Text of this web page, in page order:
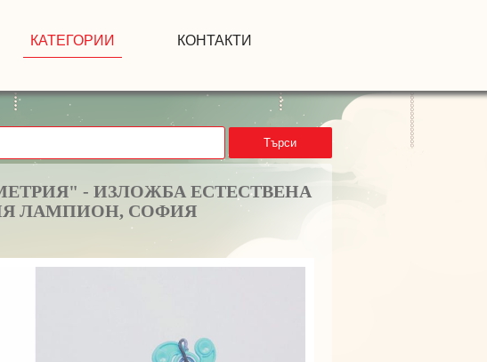
КАТЕГОРИИ КОНТАКТИ
Търси
- ИЗЛОЖБА ЕСТЕСТВЕНА
ЛАМПИОН, СОФИЯ